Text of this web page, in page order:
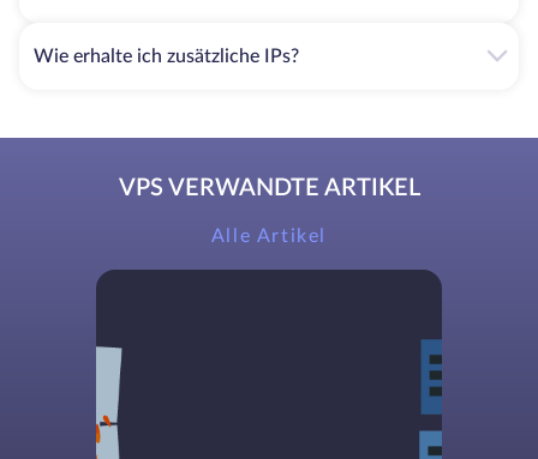
Wie erhalte ich zusätzliche IPs?
VPS VERWANDTE ARTIKEL
Alle Artikel